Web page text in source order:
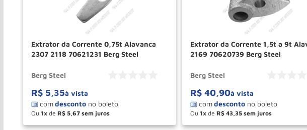
Extrator da Corrente 0,75t Alavanca
2307 2118 70621231 Berg Steel
Berg Steel
R$ 5,35à vista
Ou 1 de R$ 5 67
＋
－ COMPRAR
Extrator da Corrente 1,5t a 9t
2169 70620739 Berg Steel
Berg Steel
R$ 40,90à vista
Ou 1 de R$ 43 35
＋
－